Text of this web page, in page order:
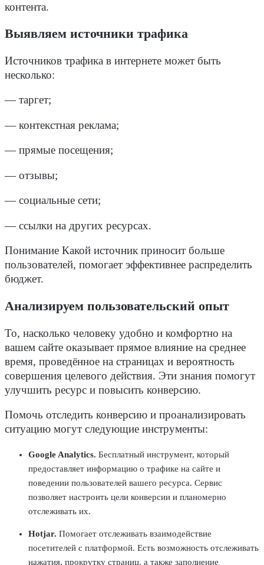
контента.
Выявляем источники трафика
Источников трафика в интернете может быть
несколько:
— таргет;
— контекстная реклама;
— прямые посещения;
— отзывы;
— социальные сети;
— ссылки на других ресурсах.
Понимание Какой источник приносит больше
пользователей, помогает эффективнее распределить
бюджет.
Анализируем пользовательский опыт
То, насколько человеку удобно и комфортно на
вашем сайте оказывает прямое влияние на среднее
время, проведённое на страницах и вероятность
совершения целевого действия. Эти знания помогут
улучшить ресурс и повысить конверсию.
Помочь отследить конверсию и проанализировать
ситуацию могут следующие инструменты:
Google Analytics. Бесплатный инструмент, который
предоставляет информацию о трафике на сайте и
поведении пользователей вашего ресурса. Сервис
позволяет настроить цели конверсии и планомерно
отслеживать их.
Hotjar. Помогает отслеживать взаимодействие
посетителей с платформой. Есть возможность отслеживать
нажатия, прокрутку страниц, а также заполнение